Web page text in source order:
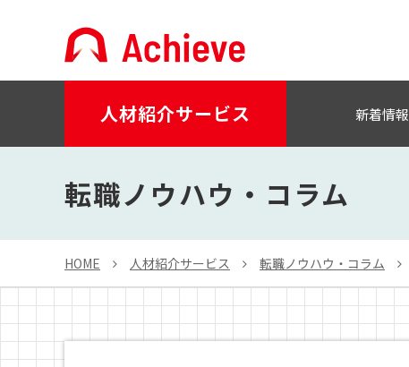
人材紹介サービス 新着情報
転職ノウハウ・コラム
HOME 人材紹介サービス 転職ノウハウ・コラム